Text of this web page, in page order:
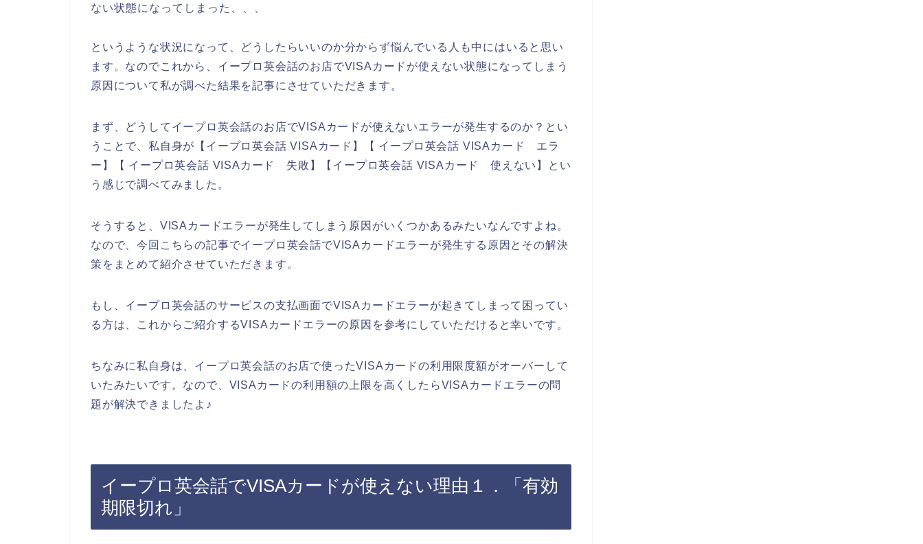
ない状態になってしまった、、、
というような状況になって、どうしたらいいのか分からず悩んでいる人も中にはいると思い
ます。なのでこれから、イープロ英会話のお店でVISAカードが使えない状態になってしまう
原因について私が調べた結果を記事にさせていただきます。
まず、どうしてイープロ英会話のお店でVISAカードが使えないエラーが発生するのか？とい
うことで、私自身が【イープロ英会話 VISAカード】【 イープロ英会話 VISAカード エラ
ー】【 イープロ英会話 VISAカード 失敗】【イープロ英会話 VISAカード 使えない】とい
う感じで調べてみました。
そうすると、VISAカードエラーが発生してしまう原因がいくつかあるみたいなんですよね。
なので、今回こちらの記事でイープロ英会話でVISAカードエラーが発生する原因とその解決
策をまとめて紹介させていただきます。
もし、イープロ英会話のサービスの支払画面でVISAカードエラーが起きてしまって困ってい
る方は、これからご紹介するVISAカードエラーの原因を参考にしていただけると幸いです。
ちなみに私自身は、イープロ英会話のお店で使ったVISAカードの利用限度額がオーバーして
いたみたいです。なので、VISAカードの利用額の上限を高くしたらVISAカードエラーの問
題が解決できましたよ♪
イープロ英会話でVISAカードが使えない理由１．「有効
期限切れ」